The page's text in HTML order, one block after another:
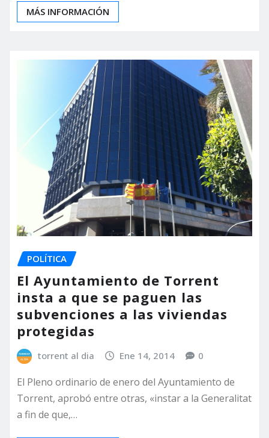
MÁS INFORMACIÓN
POLÍTICA
El Ayuntamiento de Torrent
insta a que se paguen las
subvenciones a las viviendas
protegidas
torrent al dia Ene 14, 2014 0
El Pleno ordinario de enero del Ayuntamiento de
Torrent, aprobó entre otras, «instar a la Generalitat
a fin de que,…